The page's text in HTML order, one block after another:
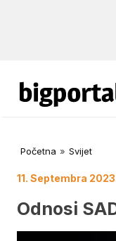
Početna » Svijet
11. Septembra
Odnosi